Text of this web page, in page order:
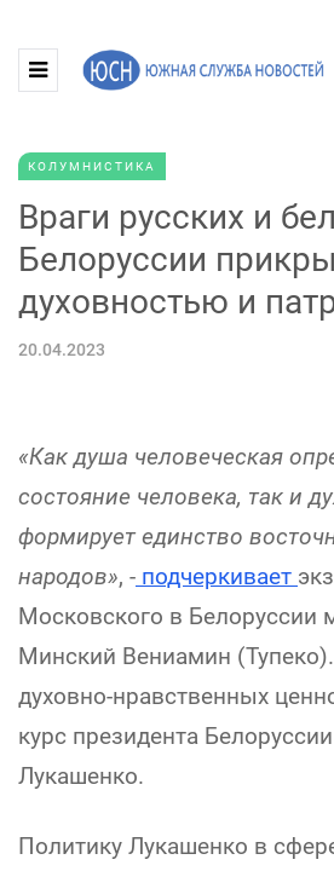
КОЛУМНИСТИКА
Враги русских и
Белоруссии
духовностью и
20.04.2023
«Как душа человеческая
состояние человека, так и
формирует единство
народов», - подчеркивает
Московского в Белоруссии
Минский Вениамин
духовно-нравственных
курс президента
Лукашенко.
Политику Лукашенко в